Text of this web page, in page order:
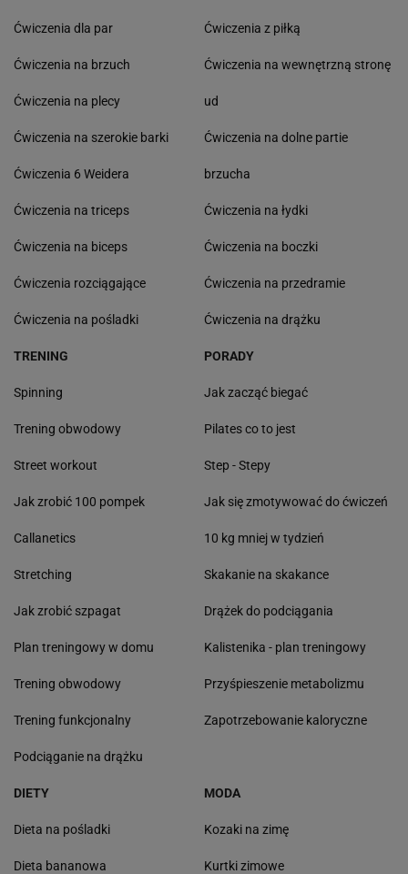
Ćwiczenia dla par
Ćwiczenia na brzuch
Ćwiczenia na plecy
Ćwiczenia na szerokie barki
Ćwiczenia 6 Weidera
Ćwiczenia na triceps
Ćwiczenia na biceps
Ćwiczenia rozciągające
Ćwiczenia na pośladki
Ćwiczenia z piłką
Ćwiczenia na wewnętrzną stronę
ud
Ćwiczenia na dolne partie
brzucha
Ćwiczenia na łydki
Ćwiczenia na boczki
Ćwiczenia na przedramie
Ćwiczenia na drążku
TRENING
Spinning
Trening obwodowy
Street workout
Jak zrobić 100 pompek
Callanetics
Stretching
Jak zrobić szpagat
Plan treningowy w domu
Trening obwodowy
Trening funkcjonalny
Podciąganie na drążku
PORADY
Jak zacząć biegać
Pilates co to jest
Step - Stepy
Jak się zmotywować do ćwiczeń
10 kg mniej w tydzień
Skakanie na skakance
Drążek do podciągania
Kalistenika - plan treningowy
Przyśpieszenie metabolizmu
Zapotrzebowanie kaloryczne
DIETY
Dieta na pośladki
Dieta bananowa
MODA
Kozaki na zimę
Kurtki zimowe